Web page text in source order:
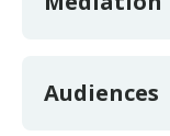
Audiences